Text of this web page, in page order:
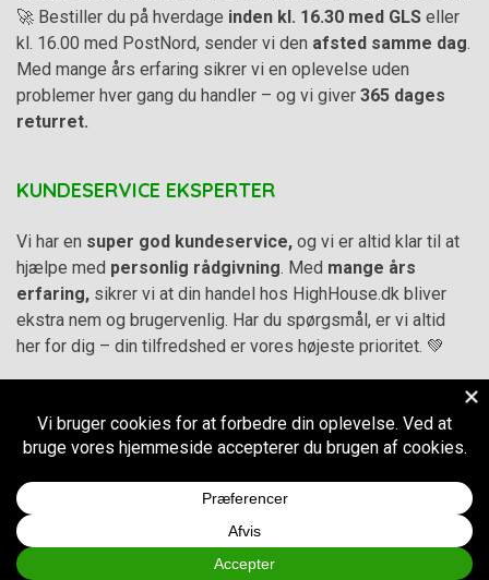
🚀 Bestiller du på hverdage inden kl. 16.30 med GLS eller
kl. 16.00 med PostNord, sender vi den afsted samme dag
Med mange års erfaring sikrer vi en oplevelse uden
problemer hver gang du handler – og vi giver 365 dages
returret.
KUNDESERVICE EKSPERTER
Vi har en super god kundeservice, og vi er altid klar til at
hjælpe med personlig rådgivning . Med mange års
erfaring, sikrer vi at din handel hos HighHouse.dk bliver
ekstra nem og brugervenlig. Har du spørgsmål, er vi altid
her for dig – din tilfredshed er vores højeste prioritet. 💚
Handelsbetingelser–
Cookie- og privatlivspolitik
HighHouse.dk